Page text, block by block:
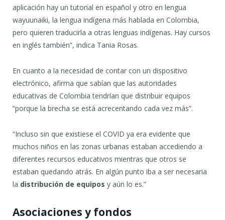
aplicación hay un tutorial en español y otro en lengua
wayuunaiki, la lengua indígena más hablada en Colombia,
pero quieren traducirla a otras lenguas indígenas. Hay cursos
en inglés también”, indica Tania Rosas.
En cuanto a la necesidad de contar con un dispositivo
electrónico, afirma que sabían que las autoridades
educativas de Colombia tendrían que distribuir equipos
“porque la brecha se está acrecentando cada vez más”.
“Incluso sin que existiese el COVID ya era evidente que
muchos niños en las zonas urbanas estaban accediendo a
diferentes recursos educativos mientras que otros se
estaban quedando atrás. En algún punto iba a ser necesaria
la distribución de equipos y aún lo es.”
Asociaciones y fondos